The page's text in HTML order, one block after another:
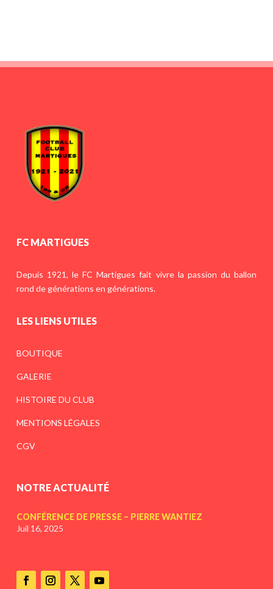
FC MARTIGUES
Depuis 1921, le FC Martigues fait vivre la passion du ballon
rond de générations en générations.
LES LIENS UTILES
BOUTIQUE
GALERIE
HISTOIRE DU CLUB
MENTIONS LÉGALES
CGV
NOTRE ACTUALITÉ
CONFÉRENCE DE PRESSE – PIERRE WANTIEZ
Juil 16, 2025